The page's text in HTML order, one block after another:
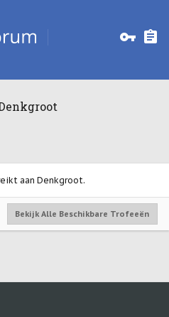
aan Denkgroot.
Bekijk Alle Beschikbare Trofeeën